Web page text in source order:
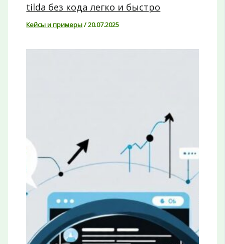
tilda без кода легко и быстро
Кейсы и примеры/20.07.2025